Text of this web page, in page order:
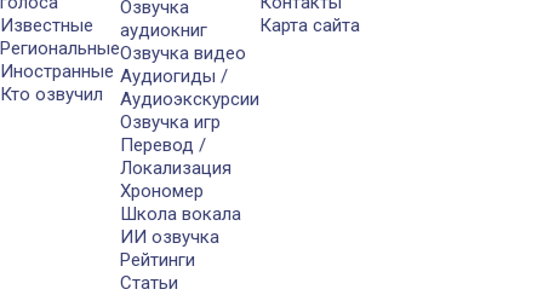
Известные
Региональные
Иностранные
Кто озвучил
Озвучка
аудиокниг
Озвучка видео
Аудиогиды /
Аудиоэкскурсии
Озвучка игр
Перевод /
Локализация
Хрономер
Школа вокала
ИИ озвучка
Рейтинги
Статьи
Карта сайта